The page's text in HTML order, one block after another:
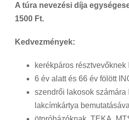
A túra nevezési díja
1500 Ft.
Kedvezmények:
kerékpáros résztvevőknek
6 év alatt és 66 év fölött
szendrői lakosok számára
lakcímkártya bemutatásával